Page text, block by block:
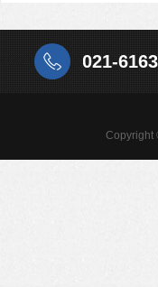
021-
Copyright